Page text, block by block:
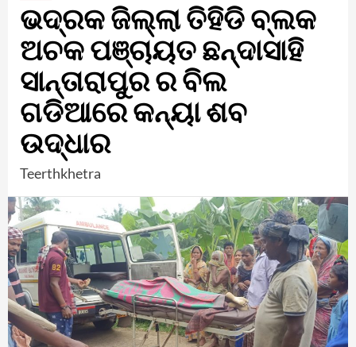
ଭଦ୍ରକ ଜିଲ୍ଲା ତିହିଡି ବ୍ଲକ
ଅଚକ ପଞ୍ଚାୟତ ଛନ୍ଦାସାହି
ସାନ୍ତାରାପୁର ର ବିଲ
ଗଡିଆରେ କନ୍ୟା ଶବ
ଉଦ୍ଧାର
Teerthkhetra